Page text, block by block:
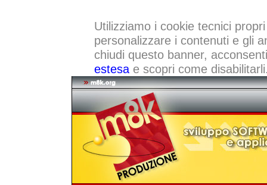
Utilizziamo i cookie tecnici
personalizzare i contenuti e gli
chiudi questo banner,
estesae scopri come